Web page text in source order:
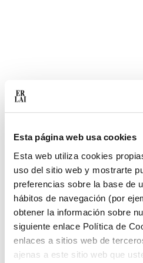
Esta página web usa cookies
Esta web utiliza cookies
uso del sitio web y mostrarte
preferencias sobre la base de
hábitos de navegación (por
obtener la información sobre
siguiente enlace Política de
enlaces a sitios web de
ajenas a este sitio web que